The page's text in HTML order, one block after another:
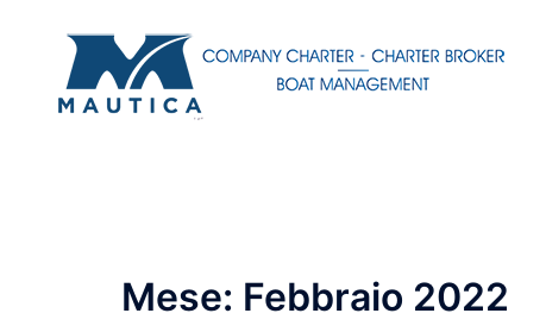
contenuto
Mese: Febbraio 2022